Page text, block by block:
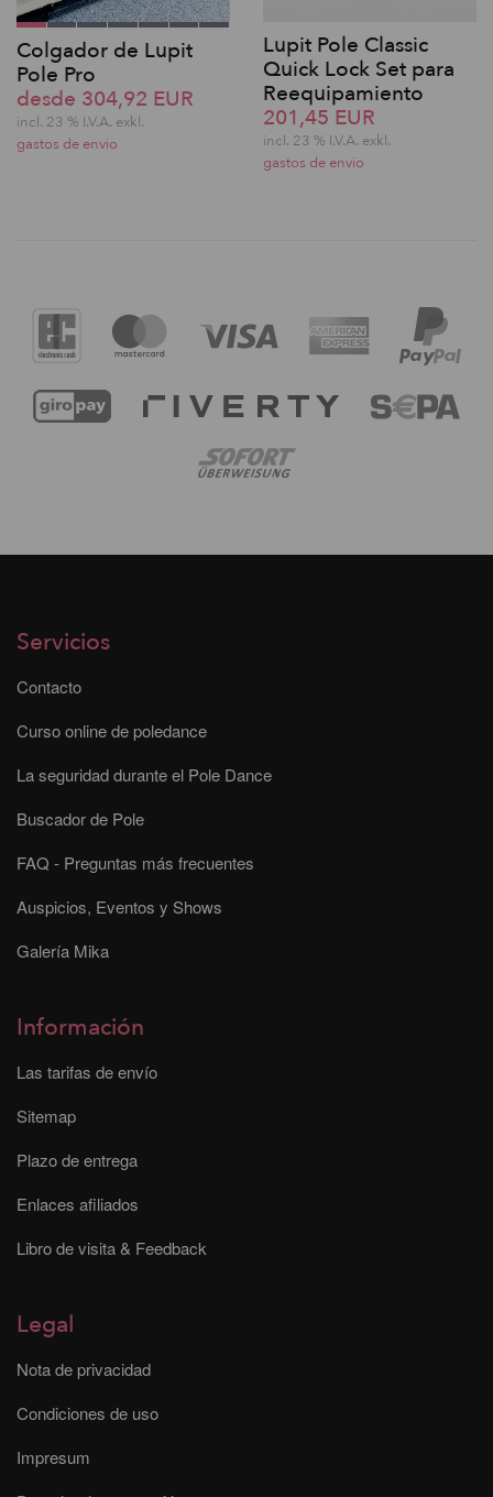
Colgador de Lupit
Pole Pro
desde 304,92 EUR
incl. 23 % I.V.A. exkl.
gastos de envio
Lupit Pole Classic
Quick Lock Set para
Reequipamiento
201,45 EUR
incl. 23 % I.V.A. exkl.
gastos de envio
Servicios
Contacto
Curso online de poledance
La seguridad durante el Pole Dance
Buscador de Pole
FAQ - Preguntas más frecuentes
Auspicios, Eventos y Shows
Galería Mika
Información
Las tarifas de envío
Sitemap
Plazo de entrega
Enlaces afiliados
Libro de visita & Feedback
Legal
Nota de privacidad
Condiciones de uso
Impresum